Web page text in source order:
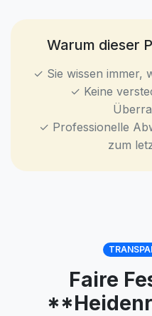
Warum dieser
✓ Sie wissen immer,
✓ Keine
✓ Professionelle
zum
Faire